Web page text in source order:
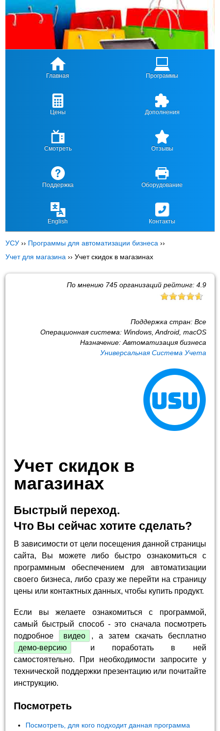
Главная Программы
Цены Дополнения
Смотреть Отзывы
Поддержка Оборудование
English Контакты
УСУ ›› Программы для автоматизации бизнеса ››
Учет для магазина ››Учет скидок в магазинах
По мнению 745организаций рейтинг: 4.9
Поддержка стран: Все
Операционная система: Windows, Android, macOS
Назначение: Автоматизация бизнеса
Универсальная Система Учета
Учет скидок в
магазинах
Быстрый переход.
Что Вы сейчас хотите сделать?
В зависимости от цели посещения данной страницы
сайта, Вы можете либо быстро ознакомиться с
программным обеспечением для автоматизации
своего бизнеса, либо сразу же перейти на страницу
цены или контактных данных, чтобы купить продукт.
Если вы желаете ознакомиться с программой,
самый быстрый способ - это сначала посмотреть
подробное
видео
, а затем скачать бесплатно
демо-версию
и поработать в ней
самостоятельно. При необходимости запросите у
технической поддержки презентацию или почитайте
инструкцию.
Посмотреть
Посмотреть, для кого подходит данная программа